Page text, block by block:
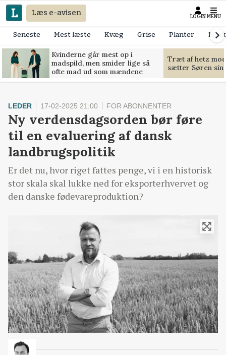
Læs e-avisen LOGIN MENU
Seneste Mest læste Kvæg Grise Planter
Kvinderne går mest op i
madspild, men smider lige så
ofte mad ud som mændene
Træt af hetz
sætter Søren
LEDER 17-02-2025 21:00 FOR ABONNENTER
Ny verdensdagsorden bør føre
til en evaluering af dansk
landbrugspolitik
Er det nu, hvor riget fattes penge, vi i en historisk
stor skala skal lukke ned for eksporterhvervet og
den danske fødevareproduktion?